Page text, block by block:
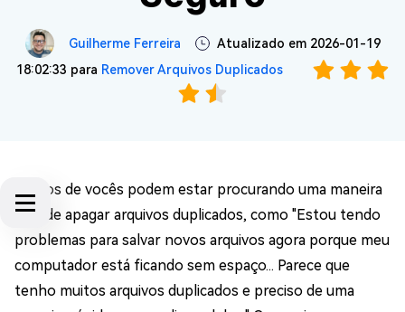
Guilherme Ferreira
Atualizado em 2026-01-19
18:02:33 para Remover Arquivos Duplicados
Muitos de vocês podem estar procurando uma maneira
fácil de apagar arquivos duplicados, como "Estou tendo
problemas para salvar novos arquivos agora porque meu
computador está ficando sem espaço... Parece que
tenho muitos arquivos duplicados e preciso de uma